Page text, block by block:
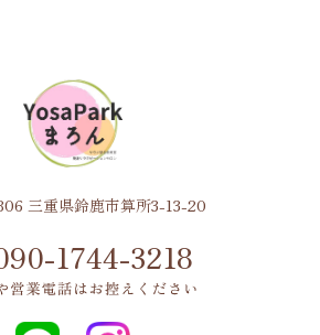
三重県鈴鹿市算所3-13-20
1744-3218